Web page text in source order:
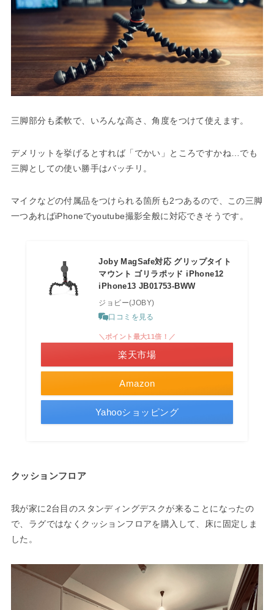
三脚部分も柔軟で、いろんな高さ、角度をつけて使えます。
デメリットを挙げるとすれば「でかい」ところですかね…でも
三脚としての使い勝手はバッチリ。
マイクなどの付属品をつけられる箇所も2つあるので、この三脚
一つあればiPhoneでyoutube撮影全般に対応できそうです。
Joby MagSafe対応 グリップタイト
マウント ゴリラポッド iPhone12
iPhone13 JB01753-BWW
ジョビー(JOBY)
口コミを見る
Amazon
＼ポイント最大11倍！／
楽天市場
Yahooショッピング
クッションフロア
我が家に2台目のスタンディングデスクが来ることになったの
で、ラグではなくクッションフロアを購入して、床に固定しま
した。